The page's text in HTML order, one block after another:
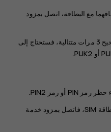
مع البطاقة، اتصل بمزود
إذا قمت بكتابة الرمز بشكل غير صحيح 3 مرات متتالية، فستحتاج إلى
إذا لم يتم تزويد هذين الرمزين مع بطاقة ‪SIM‬، فاتصل بمزود خدمة